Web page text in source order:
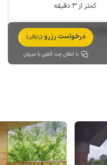
کمتر از 3 دقیقه
میزبان
درخواست رزرو (رایگان)
با امکان چت آنلاین با میزبان